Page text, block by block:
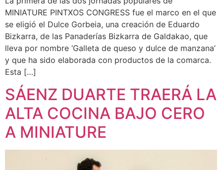
MINIATURE PINTXOS CONGRESS fue el marco en el que
se eligió el Dulce Gorbeia, una creación de Eduardo
Bizkarra, de las Panaderías Bizkarra de Galdakao, que
lleva por nombre ‘Galleta de queso y dulce de manzana’
y que ha sido elaborada con productos de la comarca.
Esta […]
SÁENZ DUARTE TRAERÁ LA
ALTA COCINA BAJO CERO
A MINIATURE